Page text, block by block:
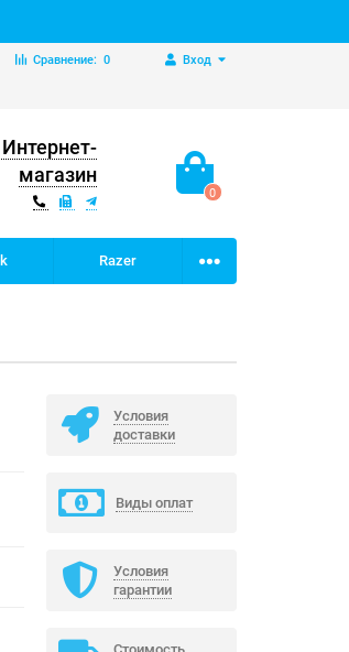
Вход
Сравнение: 0
магазин
0
Razer
Условия
доставки
Виды оплат
Условия
гарантии
Стоимость